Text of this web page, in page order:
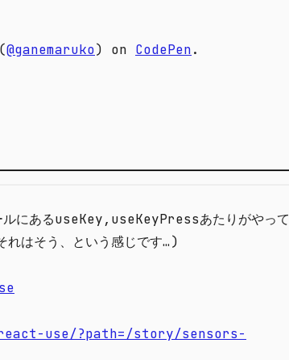
@ganemaruko) on CodePen.
ルにあるuseKey,useKeyPressあたりがやって
れはそう、という感じです…)
use/?path=/story/sensors-